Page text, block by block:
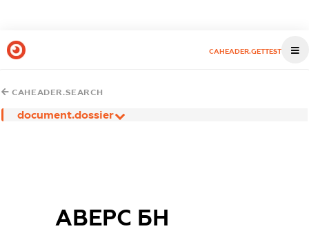
CAHEADER.GETTEST
CAHEADER.SEARCH
document.dossier
АВЕРС БН